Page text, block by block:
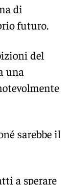
di
futuro.
del
una
sarebbe il
a sperare